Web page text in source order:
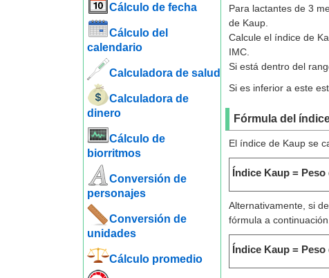
Cálculo de fecha
Cálculo del
calendario
Calculadora de salud
Calculadora de
dinero
Cálculo de
biorritmos
Conversión de
personajes
Conversión de
unidades
Cálculo promedio
Para lactantes de 3
de Kaup.
Calcule el índice de
IMC.
Si está dentro del
Si es inferior a este
Fórmula del
El índice de Kaup se
Índice Kaup =
Alternativamente, si
fórmula a continuación.
Índice Kaup =